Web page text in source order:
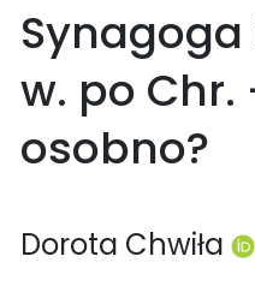
Synagoga
w. po
osobno?
Dorota Chwiła